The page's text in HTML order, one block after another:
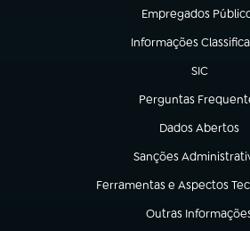
Empregados
(abre em nova aba)
Informações
(abre em nova aba)
SIC
(abre em
Perguntas
(abre em nova aba)
Dados Abertos
(abre em nova
Sanções
(abre em nova aba)
Ferramentas e Aspectos
(abre em nova aba)
Outras
(abre em nova aba)